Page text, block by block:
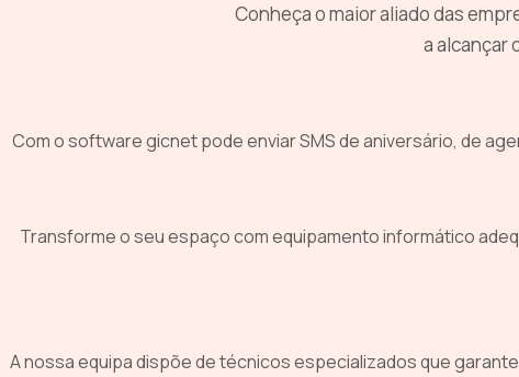
Conheça o maior aliado das
a alcançar
Com o software gicnet pode enviar SMS de aniversário, de
Transforme o seu espaço com equipamento informático
A nossa equipa dispõe de técnicos especializados que